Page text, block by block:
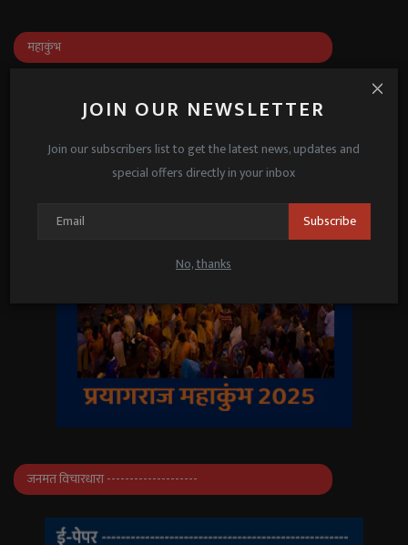
JOIN OUR NEWSLETTER
Join our subscribers list to get the latest news, updates and
special offers directly in your inbox
Subscribe
No, thanks
महाकुंभ
जनमत विचारधारा --------------------